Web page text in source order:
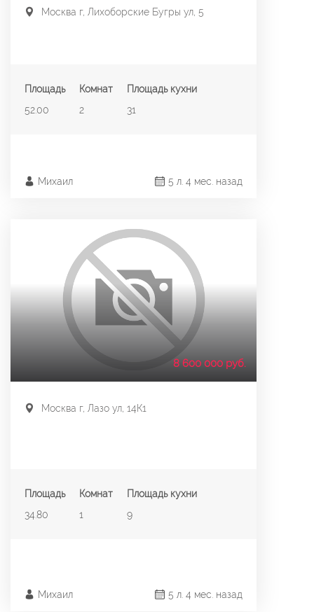
Москва г, Лихоборские Бугры ул, 5
Площадь
52.00
Комнат
2
Площадь кухни
31
5 л. 4 мес. назад
Михаил
8 600 000 руб.
Москва г, Лазо ул, 14К1
Площадь
34.80
Комнат
1
Площадь кухни
9
5 л. 4 мес. назад
Михаил